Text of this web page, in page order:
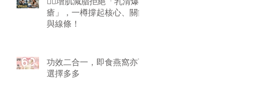
瘡」，一樽撐起核心、關節
與線條！
功效二合一，即食燕窩亦可
選擇多多